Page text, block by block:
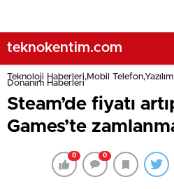
teknokentim.com
Teknoloji Haberleri,Mobil
Donanım Haberleri
Steam’de fiyatı
Games’te
0 0